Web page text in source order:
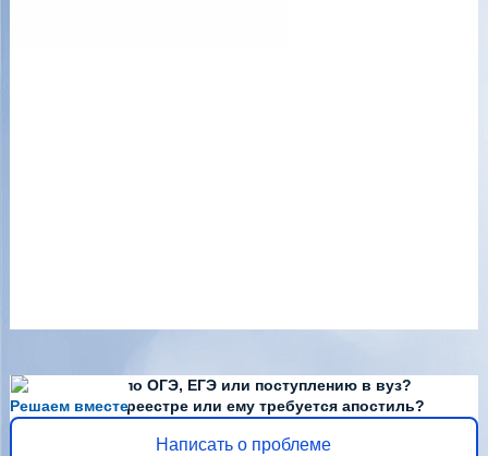
Решаем вместе
Есть вопросы по ОГЭ, ЕГЭ или поступлению в вуз?
Диплома нет в реестре или ему требуется апостиль?
Написать о проблеме